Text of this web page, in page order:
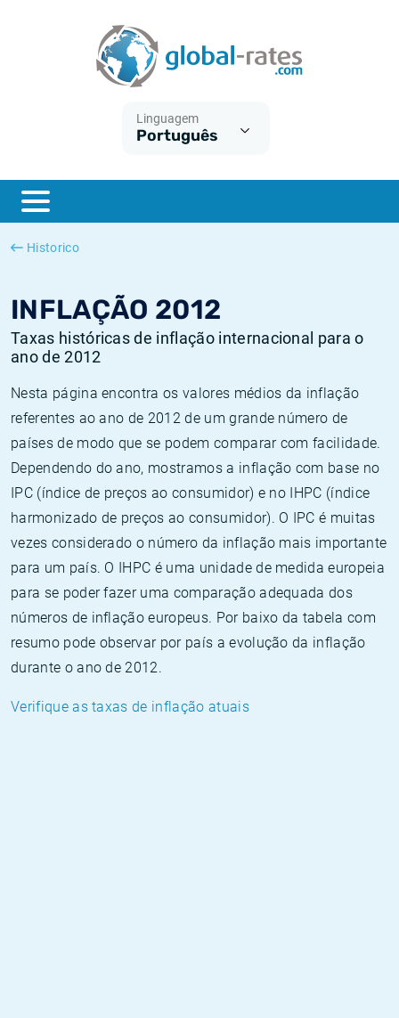
Linguagem
Português
Historico
INFLAÇÃO 2012
Taxas históricas de inflação internacional para o
ano de 2012
Nesta página encontra os valores médios da inflação
referentes ao ano de 2012 de um grande número de
países de modo que se podem comparar com facilidade.
Dependendo do ano, mostramos a inflação com base no
IPC (índice de preços ao consumidor) e no IHPC (índice
harmonizado de preços ao consumidor). O IPC é muitas
vezes considerado o número da inflação mais importante
para um país. O IHPC é uma unidade de medida europeia
para se poder fazer uma comparação adequada dos
números de inflação europeus. Por baixo da tabela com
resumo pode observar por país a evolução da inflação
durante o ano de 2012.
Verifique as taxas de inflação atuais
ESTER
SONIA
O que é a inflação do IPC?
O que é a inflação do IHPC?
Inflação Estados Unidos
Inflação Europa
Taxas Euribor históricas
Taxas ESTER históricas
Taxas SONIA históricas
Taxas TONAR históricas
Calculadora de inflação